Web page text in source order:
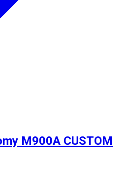
M900A CUSTOM